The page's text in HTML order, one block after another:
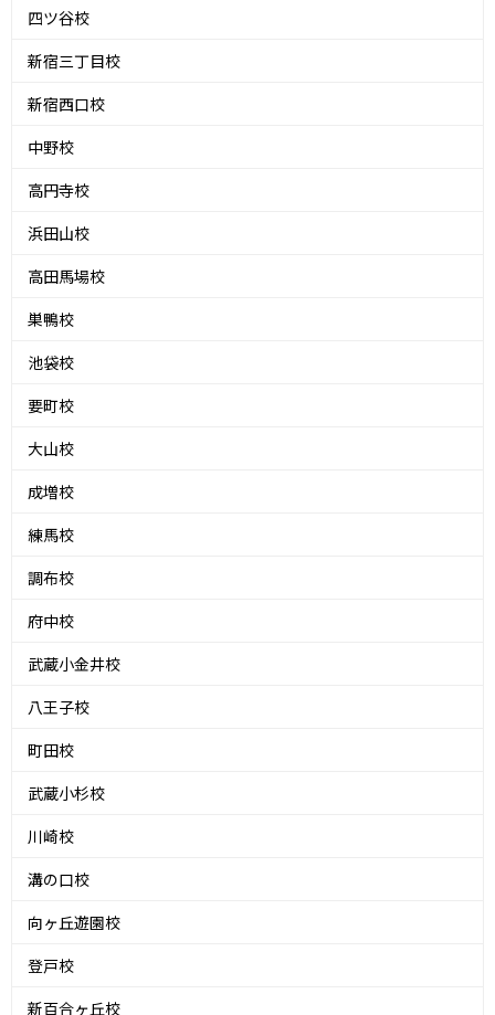
四ツ谷校
新宿三丁目校
新宿西口校
中野校
高円寺校
浜田山校
高田馬場校
巣鴨校
池袋校
要町校
大山校
成増校
練馬校
調布校
府中校
武蔵小金井校
八王子校
町田校
武蔵小杉校
川崎校
溝の口校
向ヶ丘遊園校
登戸校
新百合ヶ丘校